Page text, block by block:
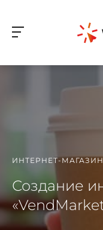
ИНТЕРНЕТ-МАГАЗИН
Создание